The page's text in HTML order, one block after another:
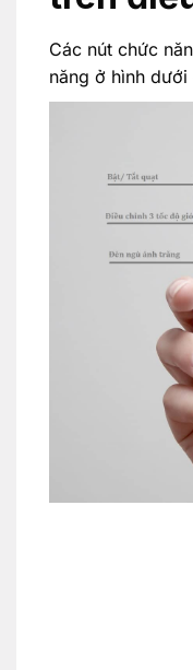
Các nút chức
năng ở hình dưới